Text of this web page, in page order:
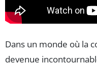
Dans un monde où la
devenue